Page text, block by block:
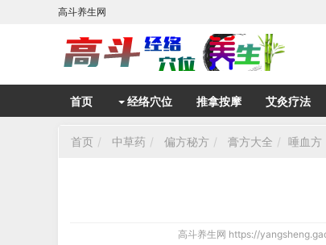
高斗养生网
首页 经络穴位 推拿按摩 艾灸疗法
首页 中草药 偏方秘方 膏方大全 唾血方
高斗养生网 https://